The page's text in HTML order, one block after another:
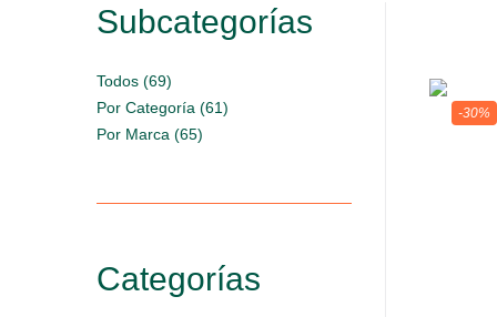
-30%
Subcategorías
Todos (69)
Por Categoría (61)
Por Marca (65)
Categorías